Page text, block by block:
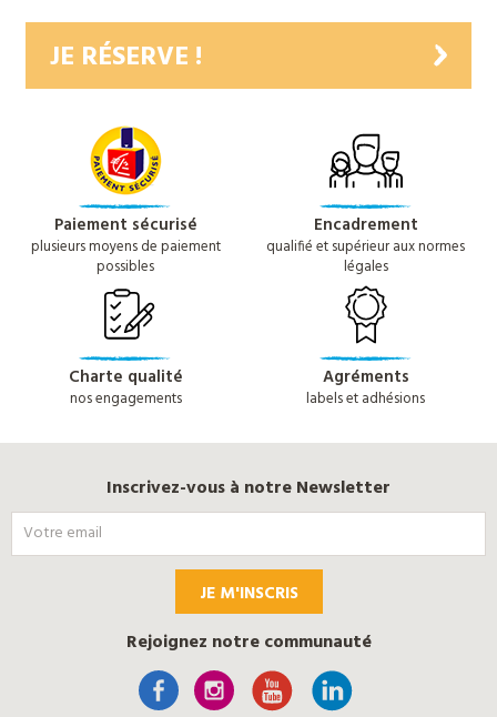
JE RÉSERVE !
Paiement sécurisé
plusieurs moyens de paiement
possibles
Encadrement
qualifié et supérieur aux normes
légales
Charte qualité
nos engagements
Agréments
labels et adhésions
Inscrivez-vous à notre Newsletter
JE M'INSCRIS
Rejoignez notre communauté